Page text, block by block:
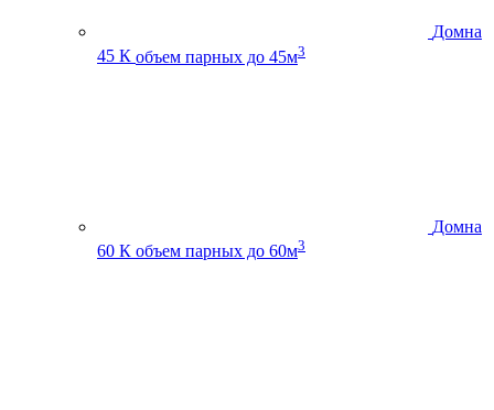
Домна
45 К объем парных до 45м3
Домна
60 К объем парных до 60м3